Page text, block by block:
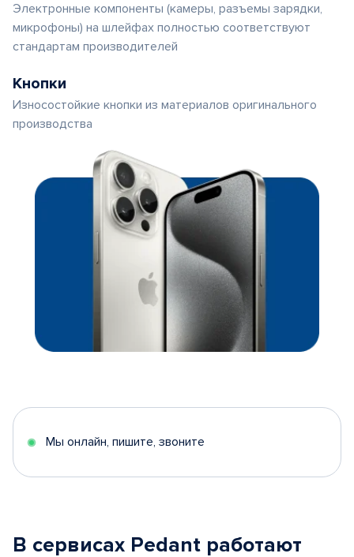
Электронные компоненты (камеры, разъемы зарядки,
микрофоны) на шлейфах полностью соответствуют
стандартам производителей
Кнопки
Износостойкие кнопки из материалов оригинального
производства
Мы онлайн, пишите, звоните
В сервисах Pedant работают